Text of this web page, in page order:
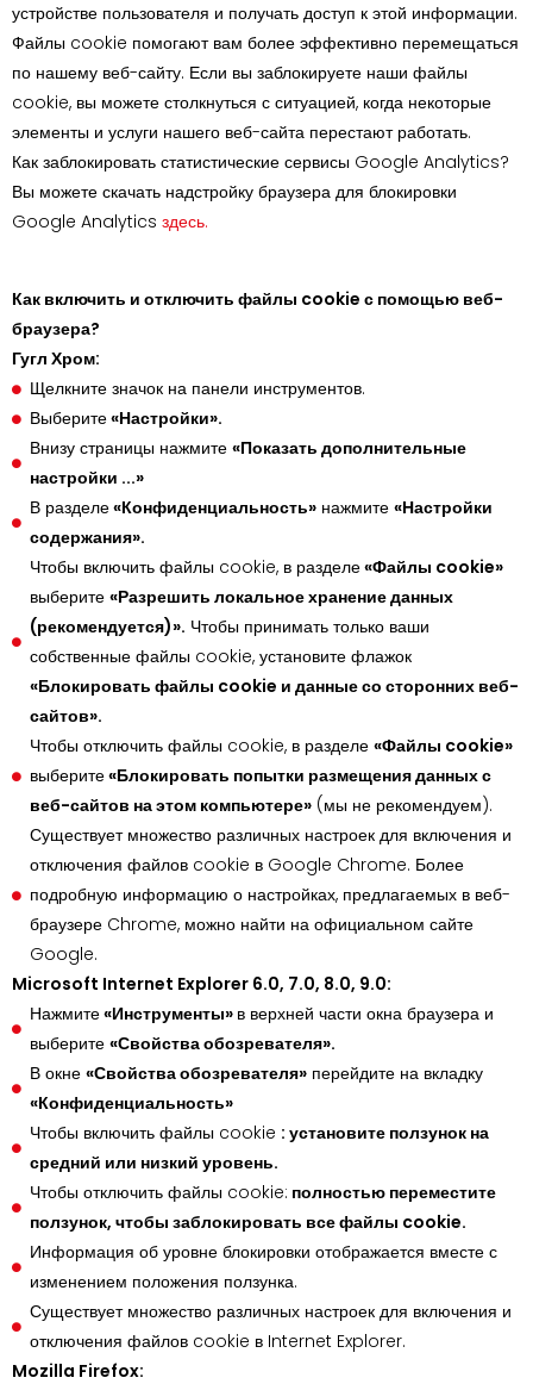
устройстве пользователя и получать доступ к этой информации.
Файлы cookie помогают вам более эффективно перемещаться
по нашему веб-сайту. Если вы заблокируете наши файлы
cookie, вы можете столкнуться с ситуацией, когда некоторые
элементы и услуги нашего веб-сайта перестают работать.
Как заблокировать статистические сервисы Google Analytics?
Вы можете скачать надстройку браузера для блокировки
Google Analytics здесь.
Как включить и отключить файлы cookie с помощью веб-
браузера?
Гугл Хром:
Щелкните значок на панели инструментов.
Выберите«Настройки».
Внизу страницы нажмите «Показать дополнительные
настройки ...»
В разделе«Конфиденциальность» нажмите «Настройки
содержания».
Чтобы включить файлы cookie, в разделе«Файлы cookie»
выберите «Разрешить локальное хранение данных
(рекомендуется)». Чтобы принимать только ваши
собственные файлы cookie, установите флажок
«Блокировать файлы cookie и данные со сторонних веб-
сайтов».
Чтобы отключить файлы cookie, в разделе «Файлы cookie»
выберите«Блокировать попытки размещения данных с
веб-сайтов на этом компьютере» (мы не рекомендуем).
Существует множество различных настроек для включения и
отключения файлов cookie в Google Chrome. Более
подробную информацию о настройках, предлагаемых в веб-
браузере Chrome, можно найти на официальном сайте
Google.
Microsoft Internet Explorer 6.0, 7.0, 8.0, 9.0:
Нажмите«Инструменты» в верхней части окна браузера и
выберите «Свойства обозревателя».
В окне «Свойства обозревателя» перейдите на вкладку
«Конфиденциальность»
Чтобы включить файлы cookie : установите ползунок на
средний или низкий уровень.
Чтобы отключить файлы cookie: полностью переместите
ползунок, чтобы заблокировать все файлы cookie.
Информация об уровне блокировки отображается вместе с
изменением положения ползунка.
Существует множество различных настроек для включения и
отключения файлов cookie в Internet Explorer.
Mozilla Firefox: